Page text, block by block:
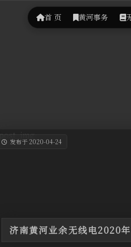
首 页 黄河事务
发布于 2020-04-24
济南黄河业余无线电2020